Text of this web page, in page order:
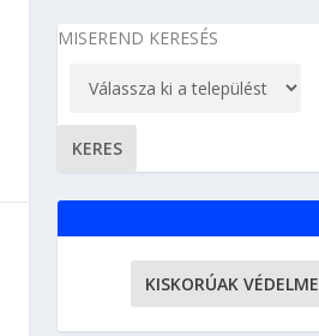
MISEREND KERESÉS
KISKORÚAK VÉDELME